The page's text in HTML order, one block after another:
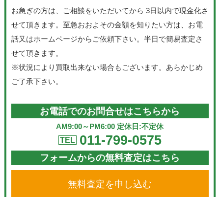
お急ぎの方は、ご相談をいただいてから 3日以内で現金化さ
せて頂きます。至急おおよその金額を知りたい方は、お電
話又はホームページからご依頼下さい。半日で簡易査定さ
せて頂きます。
※状況により買取出来ない場合もございます。あらかじめ
ご了承下さい。
お電話でのお問合せはこちらから
AM9:00～PM6:00 定休日:不定休
TEL 011-799-0575
フォームからの無料査定はこちら
無料査定を申し込む